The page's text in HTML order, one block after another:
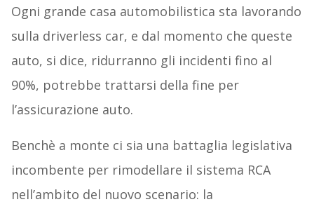
Ogni grande casa automobilistica sta lavorando
sulla driverless car, e dal momento che queste
auto, si dice, ridurranno gli incidenti fino al
90%, potrebbe trattarsi della fine per
l’assicurazione auto.
Benchè a monte ci sia una battaglia legislativa
incombente per rimodellare il sistema RCA
nell’ambito del nuovo scenario: la